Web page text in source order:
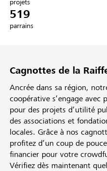
projets
519
parrains
Cagnottes de la
Ancrée dans sa région,
coopérative s’engage avec
pour des projets d’utilité
des associations et
locales. Grâce à nos
profitez d’un coup de pouce
financier pour votre
Vérifiez dès maintenant